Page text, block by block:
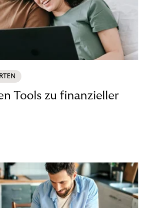
Tools zu finanzieller